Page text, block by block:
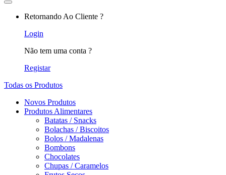
Retornando Ao Cliente ?
Login
Não tem uma conta ?
Registar
Todas os Produtos
Novos Produtos
Produtos Alimentares
Batatas / Snacks
Bolachas / Biscoitos
Bolos / Madalenas
Bombons
Chocolates
Chupas / Caramelos